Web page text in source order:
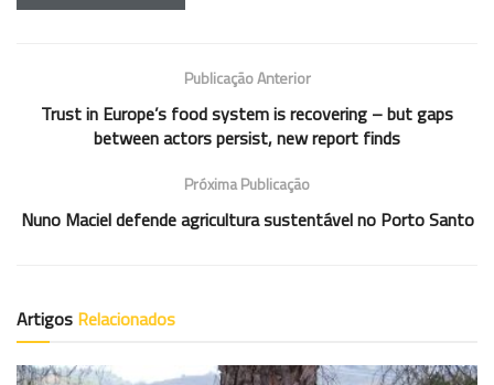
Publicação Anterior
Trust in Europe’s food system is recovering – but gaps
between actors persist, new report finds
Próxima Publicação
Nuno Maciel defende agricultura sustentável no Porto Santo
Artigos Relacionados